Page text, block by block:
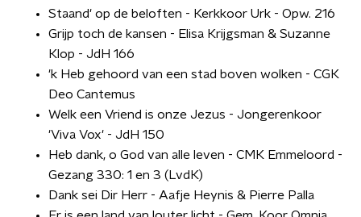
Staand' op de beloften - Kerkkoor Urk - Opw. 216
Grijp toch de kansen - Elisa Krijgsman & Suzanne
Klop - JdH 166
'k Heb gehoord van een stad boven wolken - CGK
Deo Cantemus
Welk een Vriend is onze Jezus - Jongerenkoor
'Viva Vox' - JdH 150
Heb dank, o God van alle leven - CMK Emmeloord -
Gezang 330: 1 en 3 (LvdK)
Dank sei Dir Herr - Aafje Heynis & Pierre Palla